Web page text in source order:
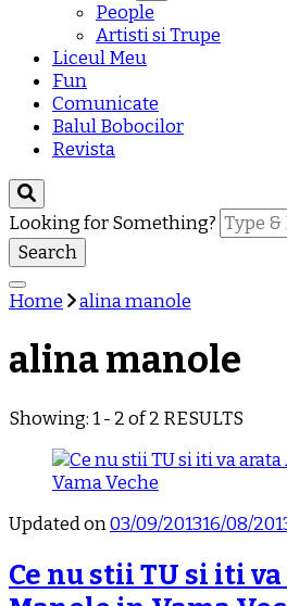
People
Artisti si Trupe
Liceul Meu
Fun
Comunicate
Balul Bobocilor
Revista
Looking for Something?
Home alina manole
alina manole
Showing: 1 - 2 of 2 RESULTS
Updated on03/09/201316/08/
Ce nu stii TU si iti